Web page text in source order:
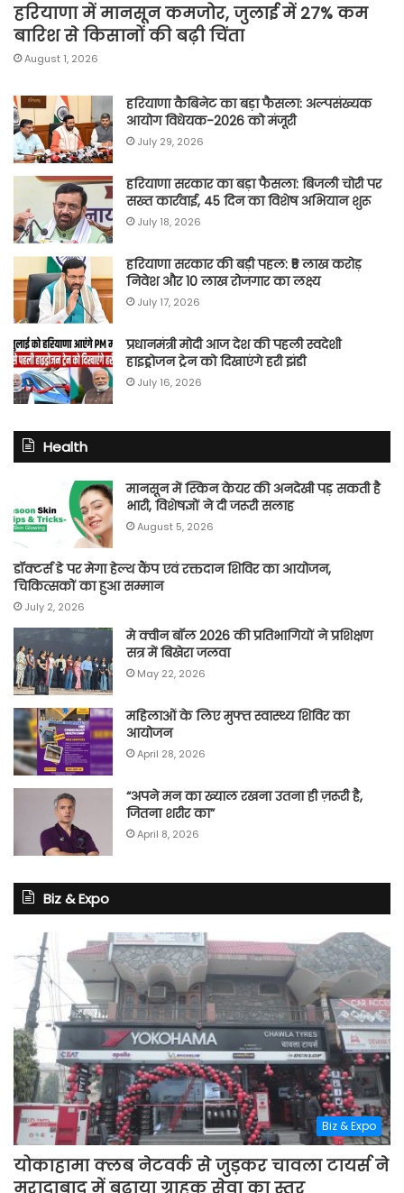
हरियाणा में मानसून कमजोर, जुलाई में 27% कम
बारिश से किसानों की बढ़ी चिंता
August 1, 2026
हरियाणा कैबिनेट का बड़ा फैसला: अल्पसंख्यक
आयोग विधेयक-2026 को मंजूरी
July 29, 2026
हरियाणा सरकार का बड़ा फैसला: बिजली चोरी पर
सख्त कार्रवाई, 45 दिन का विशेष अभियान शुरू
July 18, 2026
हरियाणा सरकार की बड़ी पहल: ₹5 लाख करोड़
निवेश और 10 लाख रोजगार का लक्ष्य
July 17, 2026
प्रधानमंत्री मोदी आज देश की पहली स्वदेशी
हाइड्रोजन ट्रेन को दिखाएंगे हरी झंडी
July 16, 2026
Health
मानसून में स्किन केयर की अनदेखी पड़ सकती है
भारी, विशेषज्ञों ने दी जरूरी सलाह
August 5, 2026
डॉक्टर्स डे पर मेगा हेल्थ कैंप एवं रक्तदान शिविर का आयोजन,
चिकित्सकों का हुआ सम्मान
July 2, 2026
मे क्वीन बॉल 2026 की प्रतिभागियों ने प्रशिक्षण
सत्र में बिखेरा जलवा
May 22, 2026
महिलाओं के लिए मुफ्त स्वास्थ्य शिविर का
आयोजन
April 28, 2026
“अपने मन का ख्याल रखना उतना ही ज़रूरी है,
जितना शरीर का”
April 8, 2026
Biz & Expo
Biz & Expo
योकाहामा क्लब नेटवर्क से जुड़कर चावला टायर्स ने
मुरादाबाद में बढ़ाया ग्राहक सेवा का स्तर